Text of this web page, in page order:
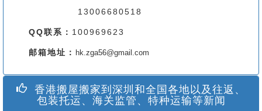
13006680518
QQ联系： 100969623
邮箱地址： hk.zga56@gmail.com
香港搬屋搬家到深圳和全国各地以及往返、
包装托运、海关监管、特种运输等新闻